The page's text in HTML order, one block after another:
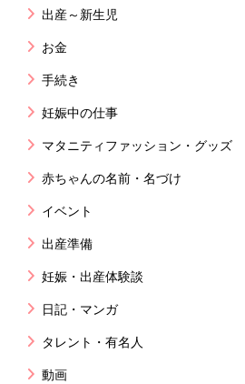
出産～新生児
お金
手続き
妊娠中の仕事
マタニティファッション・グッズ
赤ちゃんの名前・名づけ
イベント
出産準備
妊娠・出産体験談
日記・マンガ
タレント・有名人
動画